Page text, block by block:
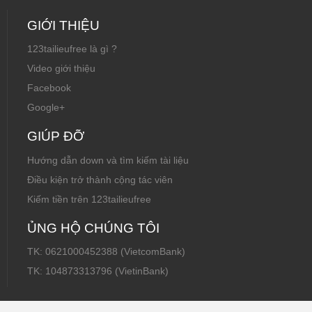
GIỚI THIỆU
123tailieufree là gì ?
Video giới thiệu
Facebook
Google+
GIÚP ĐỠ
Hướng dẫn down và tìm kiếm tài liệu
Điều kiện trở thành cộng tác viên
Kiếm tiền trên 123tailieufree
ỦNG HỘ CHÚNG TÔI
TK: 0621000452388 (VietcomBank)
TK: 104873313796 (VietinBank)